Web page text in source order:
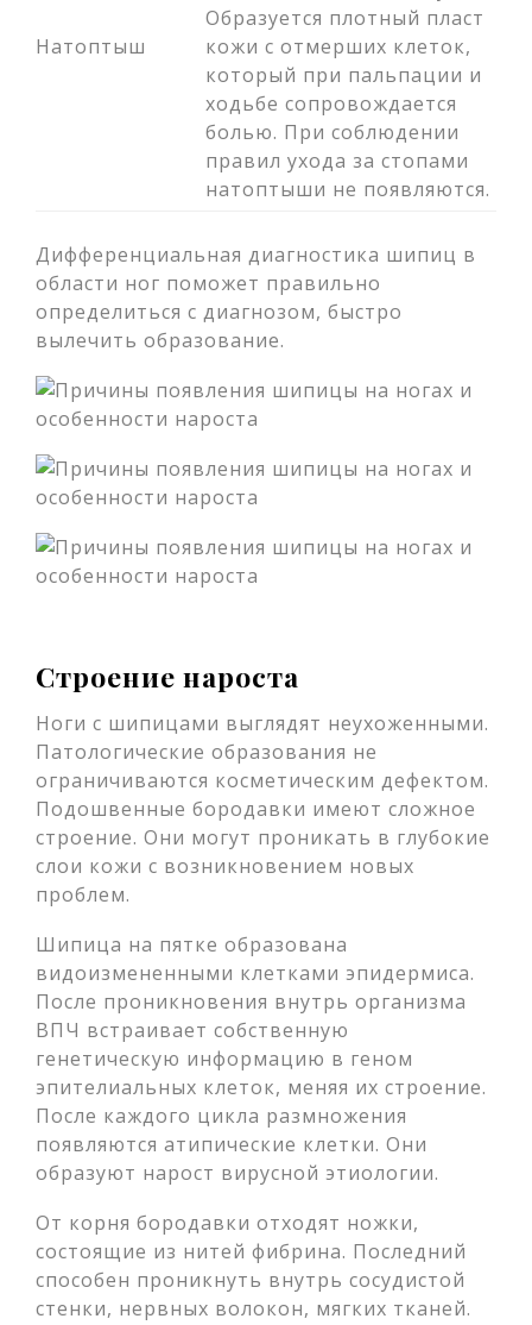
Натоптыш
Образуется плотный пласт
кожи с отмерших клеток,
который при пальпации и
ходьбе сопровождается
болью. При соблюдении
правил ухода за стопами
натоптыши не появляются.
Дифференциальная диагностика шипиц в
области ног поможет правильно
определиться с диагнозом, быстро
вылечить образование.
Строение нароста
Ноги с шипицами выглядят неухоженными.
Патологические образования не
ограничиваются косметическим дефектом.
Подошвенные бородавки имеют сложное
строение. Они могут проникать в глубокие
слои кожи с возникновением новых
проблем.
Шипица на пятке образована
видоизмененными клетками эпидермиса.
После проникновения внутрь организма
ВПЧ встраивает собственную
генетическую информацию в геном
эпителиальных клеток, меняя их строение.
После каждого цикла размножения
появляются атипические клетки. Они
образуют нарост вирусной этиологии.
От корня бородавки отходят ножки,
состоящие из нитей фибрина. Последний
способен проникнуть внутрь сосудистой
стенки, нервных волокон, мягких тканей.